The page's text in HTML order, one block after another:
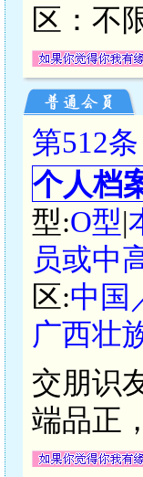
区：不
第512条
个人档
型:O型|
员或中
区:中国
广西壮
交朋识
端品正